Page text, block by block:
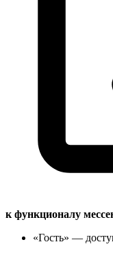
к функционалу
«Гость» —